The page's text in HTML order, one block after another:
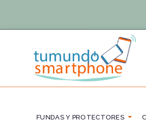
FUNDAS Y PROTECTORES